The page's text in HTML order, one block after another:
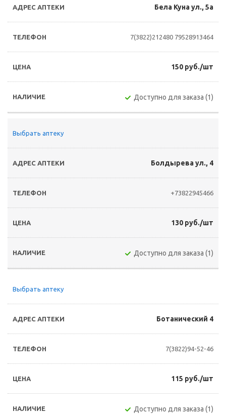
Бела Куна ул., 5а
7(3822)212480 79528913464
150 руб./шт
Доступно для заказа (1)
Выбрать аптеку
Болдырева ул., 4
+73822945466
130 руб./шт
Доступно для заказа (1)
Выбрать аптеку
Ботанический 4
7(3822)94-52-46
115 руб./шт
Доступно для заказа (1)